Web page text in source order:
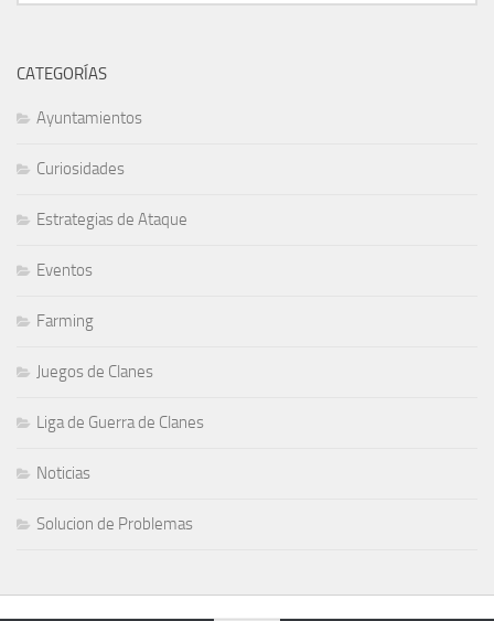
CATEGORÍAS
Ayuntamientos
Curiosidades
Estrategias de Ataque
Eventos
Farming
Juegos de Clanes
Liga de Guerra de Clanes
Noticias
Solucion de Problemas